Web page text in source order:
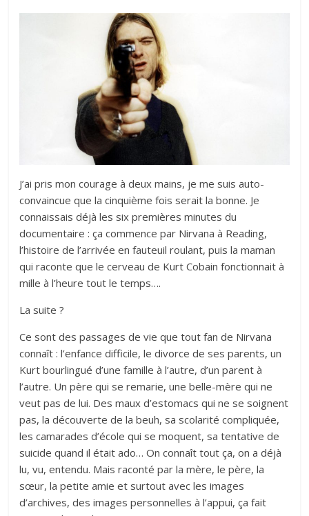
J’ai pris mon courage à deux mains, je me suis auto-
convaincue que la cinquième fois serait la bonne. Je
connaissais déjà les six premières minutes du
documentaire : ça commence par Nirvana à Reading,
l’histoire de l’arrivée en fauteuil roulant, puis la maman
qui raconte que le cerveau de Kurt Cobain fonctionnait à
mille à l’heure tout le temps….
La suite ?
Ce sont des passages de vie que tout fan de Nirvana
connaît : l’enfance difficile, le divorce de ses parents, un
Kurt bourlingué d’une famille à l’autre, d’un parent à
l’autre. Un père qui se remarie, une belle-mère qui ne
veut pas de lui. Des maux d’estomacs qui ne se soignent
pas, la découverte de la beuh, sa scolarité compliquée,
les camarades d’école qui se moquent, sa tentative de
suicide quand il était ado… On connaît tout ça, on a déjà
lu, vu, entendu. Mais raconté par la mère, le père, la
sœur, la petite amie et surtout avec les images
d’archives, des images personnelles à l’appui, ça fait